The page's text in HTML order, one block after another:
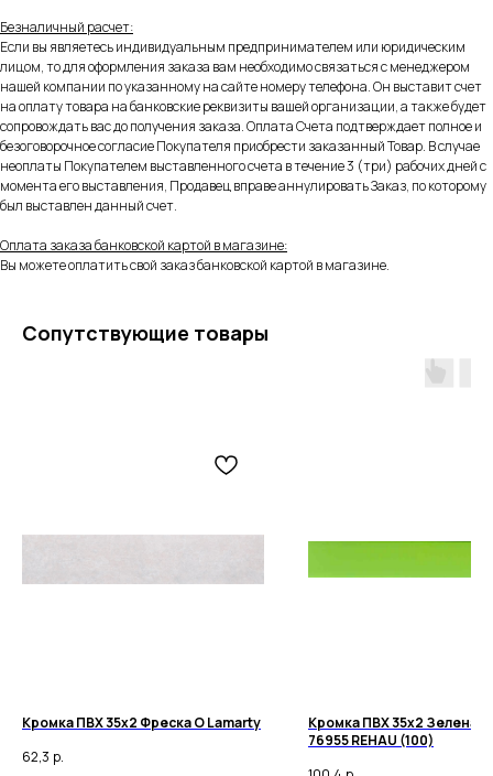
Безналичный расчет:
Если вы являетесь индивидуальным предпринимателем или юридическим
лицом, то для оформления заказа вам необходимо связаться с менеджером
нашей компании по указанному на сайте номеру телефона. Он выставит счет
на оплату товара на банковские реквизиты вашей организации, а также будет
сопровождать вас до получения заказа. Оплата Счета подтверждает полное и
безоговорочное согласие Покупателя приобрести заказанный Товар. В случае
неоплаты Покупателем выставленного счета в течение 3 (три) рабочих дней с
момента его выставления, Продавец вправе аннулировать Заказ, по которому
был выставлен данный счет.
Оплата заказа банковской картой в магазине:
Вы можете оплатить свой заказ банковской картой в магазине.
Сопутствующие товары
Кромка ПВХ 35х2 Фреска О Lamarty
62,3 р.
Кромка ПВХ 35х2 Зеленая
76955 REHAU (100)